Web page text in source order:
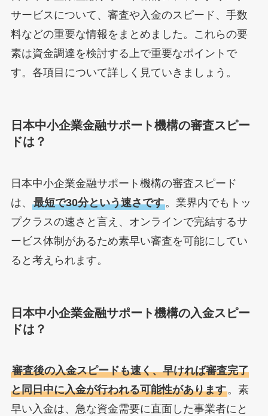
サービスについて、審査や入金のスピード、手数
料などの重要な情報をまとめました。これらの要
素は資金調達を検討する上で重要なポイントで
す。各項目について詳しく見ていきましょう。
日本中小企業金融サポート機構の審査スピー
ドは？
日本中小企業金融サポート機構の審査スピード
は、 最短で30分という速さです。業界内でもトッ
プクラスの速さと言え、オンラインで完結するサ
ービス体制があるため素早い審査を可能にしてい
ると考えられます。
日本中小企業金融サポート機構の入金スピー
ドは？
審査後の入金スピードも速く、早ければ審査完了
と同日中に入金が行われる可能性があります。素
早い入金は、急な資金需要に直面した事業者にと